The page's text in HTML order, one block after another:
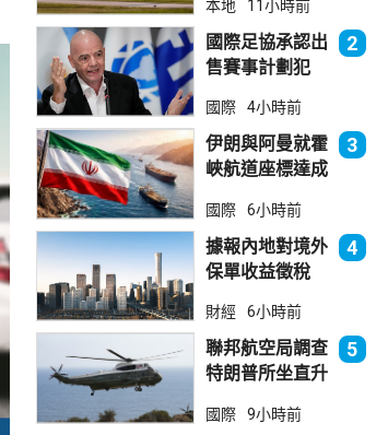
法院判囚
本地 11小時前
國際足協承認出
售賽事計劃犯
持恩芬天奴
2
國際 4小時前
伊朗與阿曼就霍
峽航道座標達成
部分途經伊朗領
海
3
國際 6小時前
據報內地對境外
保單收益徵稅
倫敦股價急跌
4
財經 6小時前
聯邦航空局調查
特朗普所坐直升
全事件
5
國際 9小時前